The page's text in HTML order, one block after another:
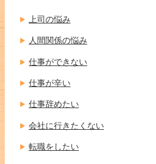
上司の悩み
人間関係の悩み
仕事ができない
仕事が辛い
仕事辞めたい
会社に行きたくない
転職をしたい